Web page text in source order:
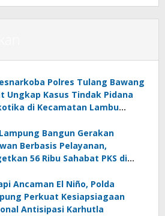
Polres Tulang Bawang
Ungkap Kasus Tindak Pidana
di Kecamatan Lambu
Lampung Bangun Gerakan
Berbasis Pelayanan,
56 Ribu Sahabat PKS di
Ancaman El Niño, Polda
Perkuat Kesiapsiagaan
Antisipasi Karhutla